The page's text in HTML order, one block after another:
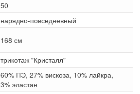
50
нарядно-повседневный
168 см
трикотаж "Кристалл"
60% ПЭ, 27% вискоза, 10% лайкра,
3% эластан